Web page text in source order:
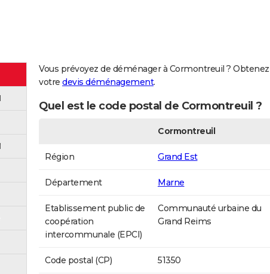
Vous prévoyez de déménager à Cormontreuil ? Obtenez
votre devis déménagement.
Quel est le code postal de Cormontreuil ?
Cormontreuil
Région Grand Est
Département Marne
Etablissement public de
coopération
intercommunale (EPCI)
Communauté urbaine du
Grand Reims
Code postal (CP) 51350